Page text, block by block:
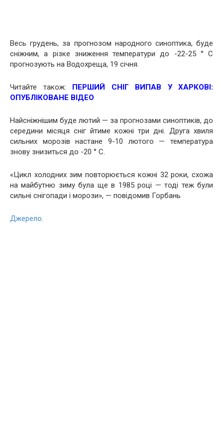
Весь грудень, за прогнозом народного синоптика, буде
сніжним, а різке зниження температури до -22-25 ° С
прогнозують на Водохреща, 19 січня.
Читайте також: ПЕРШИЙ СНІГ ВИПАВ У ХАРКОВІ:
ОПУБЛІКОВАНЕ ВІДЕО
Найсніжнішим буде лютий — за прогнозами синоптиків, до
середини місяця сніг йтиме кожні три дні. Друга хвиля
сильних морозів настане 9-10 лютого — температура
знову знизиться до -20 ° С.
«Цикл холодних зим повторюється кожні 32 роки, схожа
на майбутню зиму була ще в 1985 році — тоді теж були
сильні снігопади і морози», — повідомив Горбань
Джерело.